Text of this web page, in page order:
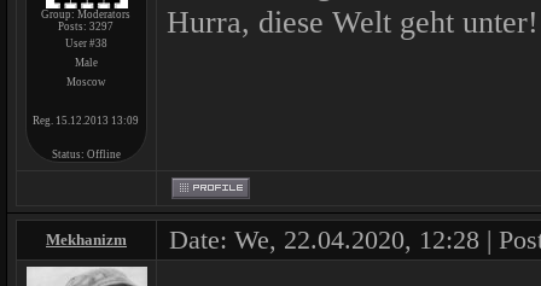
Group: Moderators
Posts:3297
User #38
Male
Moscow
Reg. 15.12.2013 13:09
Status: Offline
Hurra, diese Welt geht unter!
Mekhanizm Date: We, 22.04.2020, 12:28 |